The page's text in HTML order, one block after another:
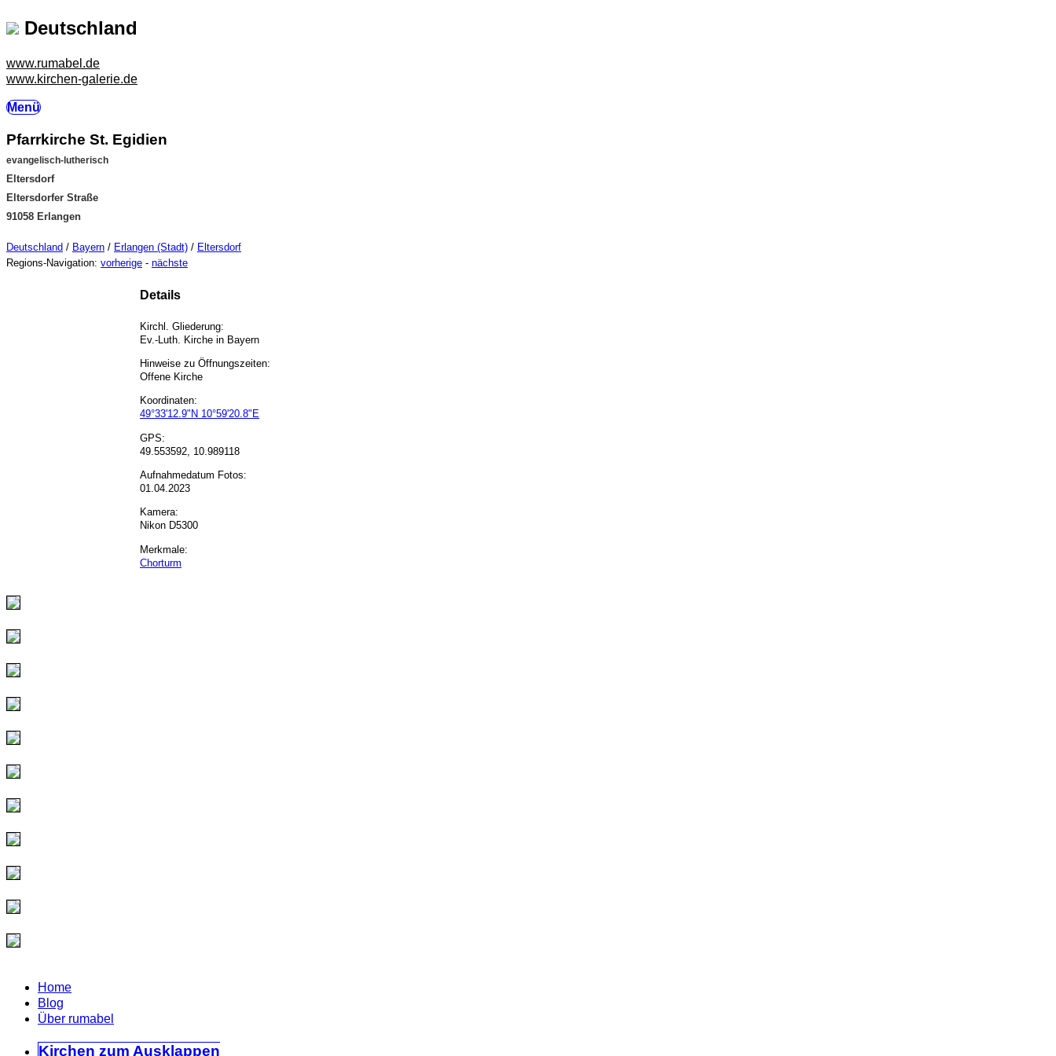
Deutschland
www.rumabel.de
www.kirchen-galerie.de
Menü
Pfarrkirche St. Egidien
evangelisch-lutherisch
Eltersdorf
Eltersdorfer Straße
91058 Erlangen
Deutschland / Bayern / Erlangen (Stadt) / Eltersdorf
Regions-Navigation: vorherige - nächste
Details
Kirchl. Gliederung:
Ev.-Luth. Kirche in Bayern
Hinweise zu Öffnungszeiten:
Offene Kirche
Koordinaten:
49°33'12.9"N 10°59'20.8"E
GPS:
49.553592, 10.989118
Aufnahmedatum Fotos:
01.04.2023
Kamera:
Nikon D5300
Merkmale:
Chorturm
Home
Blog
Über rumabel
Kirchen zum Ausklappen